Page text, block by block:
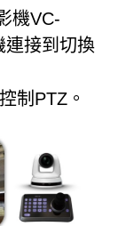
機VC-
連接到切換
制PTZ。